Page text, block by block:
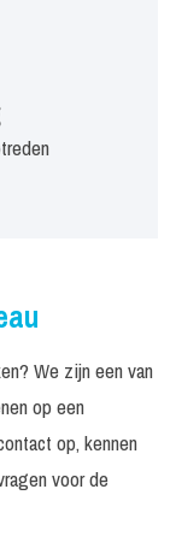
We zijn een van
op een
op, kennen
voor de